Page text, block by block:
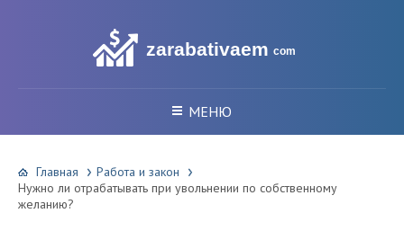
zarabativaem com
МЕНЮ
Главная
Работа и закон
Нужно ли отрабатывать при увольнении по собственному
желанию?